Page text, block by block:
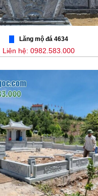
Lăng mộ đá 4634
Liên hệ: 0982.583.000